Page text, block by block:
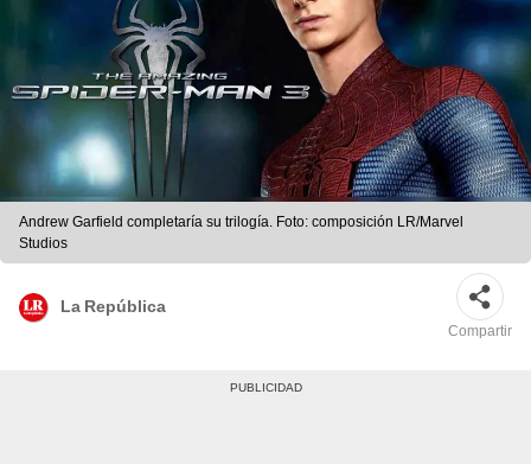
Andrew Garfield completaría su trilogía. Foto: composición LR/Marvel
Studios
La República
Compartir